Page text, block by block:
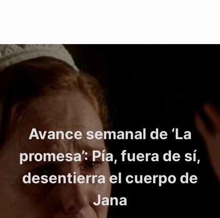
Avance semanal de ‘La
promesa’: Pía, fuera de sí,
desentierra el cuerpo de
Jana